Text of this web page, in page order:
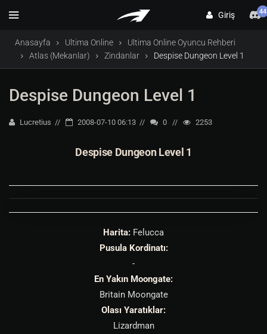
Giriş 44
Anasayfa Ultima Online
Ultima Online Oyuncu Rehberi
Atlas (Mekanlar)
Zindanlar Despise Dungeon Level 1
Despise Dungeon Level 1
Lucretius 2008-07-10 06:13 0 2253
Despise Dungeon Level 1
Harita: Felucca
Pusula Kordinatı:
-
En Yakın Moongate:
Britain Moongate
Olası Yaratıklar:
Lizardman